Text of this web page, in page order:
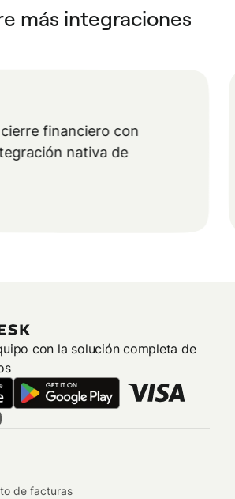
más integraciones
financiero con
nativa de
con la solución completa de
de facturas